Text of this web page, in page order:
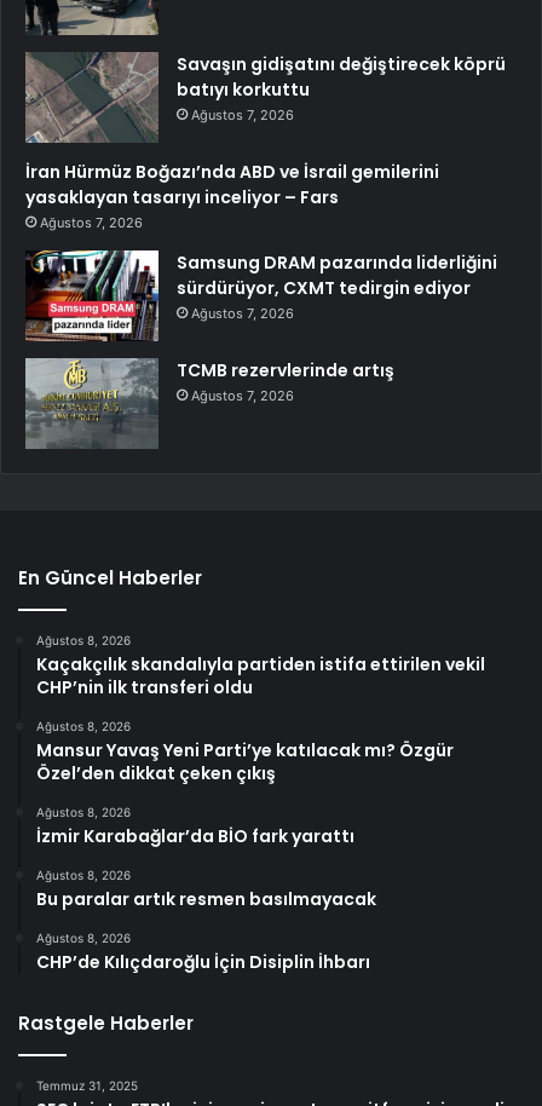
Savaşın gidişatını değiştirecek köprü
batıyı korkuttu
Ağustos 7, 2026
İran Hürmüz Boğazı’nda ABD ve İsrail gemilerini
yasaklayan tasarıyı inceliyor – Fars
Ağustos 7, 2026
Samsung DRAM pazarında liderliğini
sürdürüyor, CXMT tedirgin ediyor
Ağustos 7, 2026
TCMB rezervlerinde artış
Ağustos 7, 2026
En Güncel Haberler
Ağustos 8, 2026
Kaçakçılık skandalıyla partiden istifa ettirilen vekil
CHP’nin ilk transferi oldu
Ağustos 8, 2026
Mansur Yavaş Yeni Parti’ye katılacak mı? Özgür
Özel’den dikkat çeken çıkış
Ağustos 8, 2026
İzmir Karabağlar’da BİO fark yarattı
Ağustos 8, 2026
Bu paralar artık resmen basılmayacak
Ağustos 8, 2026
CHP’de Kılıçdaroğlu İçin Disiplin İhbarı
Rastgele Haberler
Temmuz 31, 2025